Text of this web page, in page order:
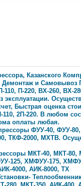
Казанского
и Самовывоз
П-220, ВХ-260, ВХ-
Быстрая оценка
2П-220. В любом
оплаты любая.
ФУУ-40, ФУУ-
ТКФ-2000, МХТВ.
МКТ-40, МКТ-80,
125, ХМФУУ-175,
4000, АИК-8000, ТХ